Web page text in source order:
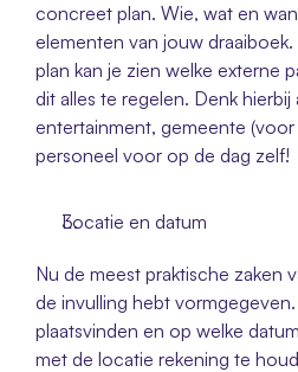
concreet plan. Wie, wat en
elementen van jouw
plan kan je zien welke externe
dit alles te regelen. Denk hierbij
entertainment, gemeente
personeel voor op de dag zelf!
Locatie en datum
Nu de meest praktische zaken
de invulling hebt
plaatsvinden en op welke
met de locatie rekening te